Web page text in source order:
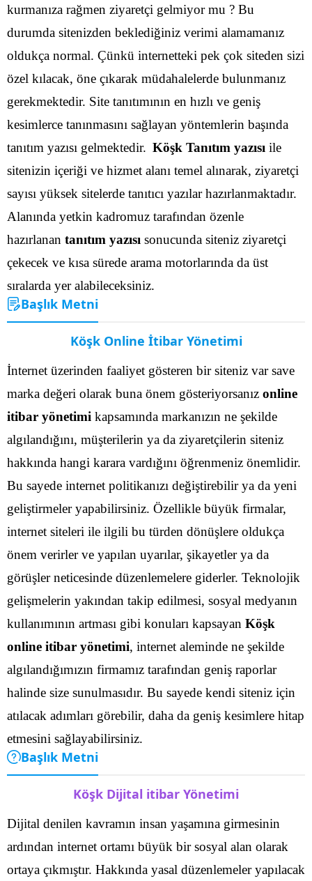
kurmanıza rağmen ziyaretçi gelmiyor mu ? Bu
durumda sitenizden beklediğiniz verimi alamamanız
oldukça normal. Çünkü internetteki pek çok siteden sizi
özel kılacak, öne çıkarak müdahalelerde bulunmanız
gerekmektedir. Site tanıtımının en hızlı ve geniş
kesimlerce tanınmasını sağlayan yöntemlerin başında
tanıtım yazısı gelmektedir. Köşk Tanıtım yazısı ile
sitenizin içeriği ve hizmet alanı temel alınarak, ziyaretçi
sayısı yüksek sitelerde tanıtıcı yazılar hazırlanmaktadır.
Alanında yetkin kadromuz tarafından özenle
hazırlanan tanıtım yazısı sonucunda siteniz ziyaretçi
çekecek ve kısa sürede arama motorlarında da üst
sıralarda yer alabileceksiniz.
Başlık Metni
Köşk Online İtibar Yönetimi
İnternet üzerinden faaliyet gösteren bir siteniz var save
marka değeri olarak buna önem gösteriyorsanız online
itibar yönetimi kapsamında markanızın ne şekilde
algılandığını, müşterilerin ya da ziyaretçilerin siteniz
hakkında hangi karara vardığını öğrenmeniz önemlidir.
Bu sayede internet politikanızı değiştirebilir ya da yeni
geliştirmeler yapabilirsiniz. Özellikle büyük firmalar,
internet siteleri ile ilgili bu türden dönüşlere oldukça
önem verirler ve yapılan uyarılar, şikayetler ya da
görüşler neticesinde düzenlemelere giderler. Teknolojik
gelişmelerin yakından takip edilmesi, sosyal medyanın
kullanımının artması gibi konuları kapsayan Köşk
online itibar yönetimi, internet aleminde ne şekilde
algılandığımızın firmamız tarafından geniş raporlar
halinde size sunulmasıdır. Bu sayede kendi siteniz için
atılacak adımları görebilir, daha da geniş kesimlere hitap
etmesini sağlayabilirsiniz.
Başlık Metni
Köşk Dijital itibar Yönetimi
Dijital denilen kavramın insan yaşamına girmesinin
ardından internet ortamı büyük bir sosyal alan olarak
ortaya çıkmıştır. Hakkında yasal düzenlemeler yapılacak